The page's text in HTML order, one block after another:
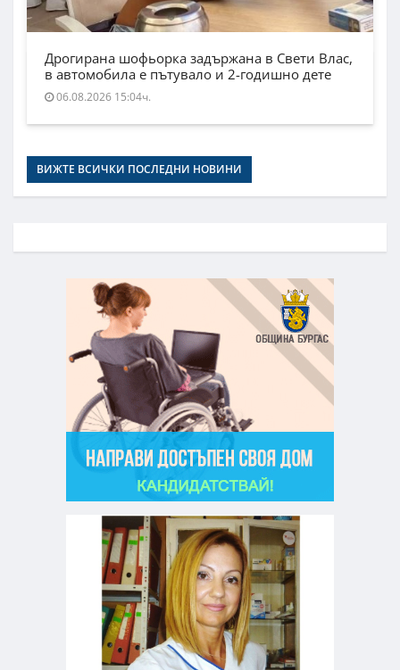
Дрогирана шофьорка задържана в Свети Влас,
в автомобила е пътувало и 2-годишно дете
06.08.2026 15:04ч.
ВИЖТЕ ВСИЧКИ ПОСЛЕДНИ НОВИНИ